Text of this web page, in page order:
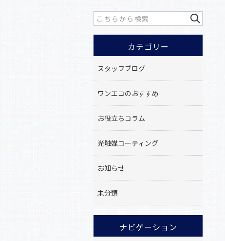
カテゴリー
スタッフブログ
ワンエコのおすすめ
お役立ちコラム
光触媒コーティング
お知らせ
未分類
ナビゲーション